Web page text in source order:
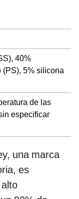
40%
(PS), 5% silicona
de las
especificar
una marca
es